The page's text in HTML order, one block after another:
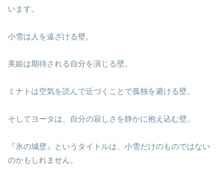
います。
小雪は人を遠ざける壁。
美姫は期待される自分を演じる壁。
ミナトは空気を読んで近づくことで孤独を避ける壁。
そしてヨータは、自分の寂しさを静かに抱え込む壁。
『氷の城壁』というタイトルは、小雪だけのものではない
のかもしれません。